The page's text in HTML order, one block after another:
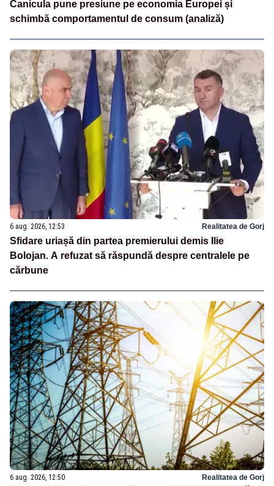
Canicula pune presiune pe economia Europei și
schimbă comportamentul de consum (analiză)
6 aug. 2026, 12:53 Realitatea de Gorj
Sfidare uriașă din partea premierului demis Ilie
Bolojan. A refuzat să răspundă despre centralele pe
cărbune
6 aug. 2026, 12:50 Realitatea de Gorj